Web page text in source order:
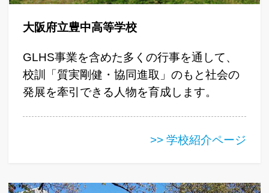
大阪府立豊中高等学校
GLHS事業を含めた多くの行事を通して、
校訓「質実剛健・協同進取」のもと社会の
発展を牽引できる人物を育成します。
>> 学校紹介ページ